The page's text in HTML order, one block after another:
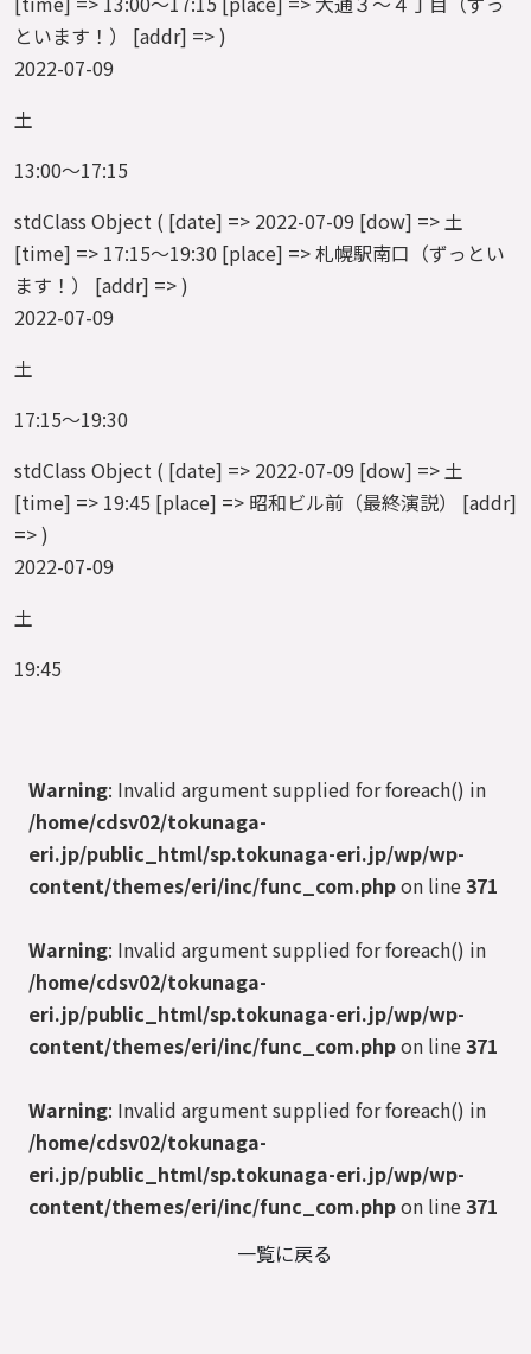
といます！） [addr] => )
2022-07-09
土
13:00～17:15
stdClass Object ( [date] => 2022-07-09 [dow] => 土
[time] => 17:15～19:30 [place] => 札幌駅南口（ずっとい
ます！） [addr] => )
2022-07-09
土
17:15～19:30
stdClass Object ( [date] => 2022-07-09 [dow] => 土
[time] => 19:45 [place] => 昭和ビル前（最終演説） [addr]
=> )
2022-07-09
土
19:45
Warning: Invalid argument supplied for foreach() in
/home/cdsv02/tokunaga-
eri.jp/public_html/sp.tokunaga-eri.jp/wp/wp-
content/themes/eri/inc/func_com.phpon line371
Warning: Invalid argument supplied for foreach() in
/home/cdsv02/tokunaga-
eri.jp/public_html/sp.tokunaga-eri.jp/wp/wp-
content/themes/eri/inc/func_com.phpon line371
Warning: Invalid argument supplied for foreach() in
/home/cdsv02/tokunaga-
eri.jp/public_html/sp.tokunaga-eri.jp/wp/wp-
content/themes/eri/inc/func_com.phpon line371
一覧に戻る